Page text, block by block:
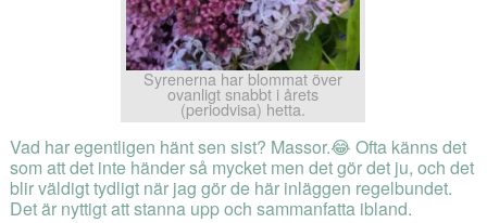
Syrenerna har blommat över
ovanligt snabbt i årets
(periodvisa) hetta.
Vad har egentligen hänt sen sist? Massor.😂 Ofta känns det
som att det inte händer så mycket men det gör det ju, och det
blir väldigt tydligt när jag gör de här inläggen regelbundet.
Det är nyttigt att stanna upp och sammanfatta ibland.